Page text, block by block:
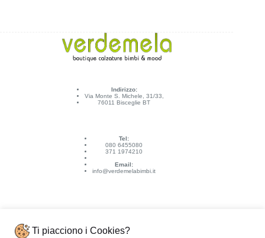
Indirizzo:
Via Monte S. Michele, 31/33,
76011 Bisceglie BT
Tel:
080 6455080
371 1974210
Email:
info@verdemelabimbi.it
Ti piacciono i Cookies?